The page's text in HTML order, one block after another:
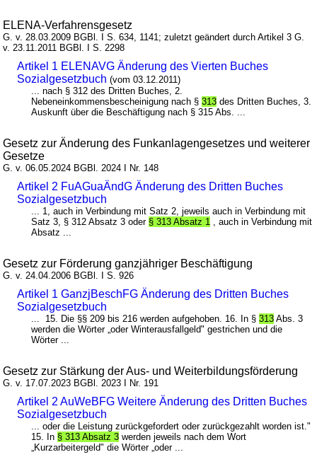
ELENA-Verfahrensgesetz
G. v. 28.03.2009 BGBl. I S. 634, 1141; zuletzt geändert durch Artikel 3 G.
v. 23.11.2011 BGBl. I S. 2298
Artikel 1 ELENAVG Änderung des Vierten Buches
Sozialgesetzbuch (vom 03.12.2011)
... nach § 312 des Dritten Buches, 2.
Nebeneinkommensbescheinigung nach §313 des Dritten Buches, 3.
Auskunft über die Beschäftigung nach § 315 Abs. ...
Gesetz zur Änderung des Funkanlagengesetzes und weiterer
Gesetze
G. v. 06.05.2024 BGBl. 2024 I Nr. 148
Artikel 2 FuAGuaÄndG Änderung des Dritten Buches
Sozialgesetzbuch
... 1, auch in Verbindung mit Satz 2, jeweils auch in Verbindung mit
Satz 3, § 312 Absatz 3 oder § 313 Absatz 1
, auch in Verbindung mit
Absatz ...
Gesetz zur Förderung ganzjähriger Beschäftigung
G. v. 24.04.2006 BGBl. I S. 926
Artikel 1 GanzjBeschFG Änderung des Dritten Buches
Sozialgesetzbuch
... 15. Die §§ 209 bis 216 werden aufgehoben. 16. In §313 Abs. 3
werden die Wörter „oder Winterausfallgeld" gestrichen und die
Wörter ...
Gesetz zur Stärkung der Aus- und Weiterbildungsförderung
G. v. 17.07.2023 BGBl. 2023 I Nr. 191
Artikel 2 AuWeBFG Weitere Änderung des Dritten Buches
Sozialgesetzbuch
... oder die Leistung zurückgefordert oder zurückgezahlt worden ist."
15. In § 313 Absatz 3 werden jeweils nach dem Wort
„Kurzarbeitergeld" die Wörter „oder ...